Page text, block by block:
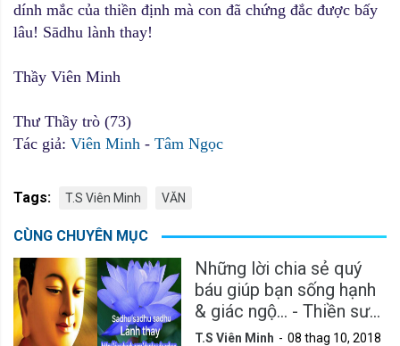
dính mắc của thiền định mà con đã chứng đắc được bấy
lâu! Sādhu lành thay!
Thầy Viên Minh
Thư Thầy trò (73)
Tác giả: Viên Minh - Tâm Ngọc
Tags: T.S Viên Minh VĂN
CÙNG CHUYÊN MỤC
Những lời chia sẻ quý
báu giúp bạn sống hạnh
& giác ngộ... - Thiền sư
Viên Minh
T.S Viên Minh 08 thag 10, 2018